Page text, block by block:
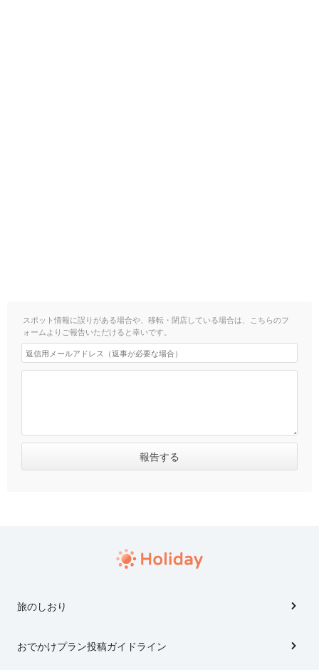
スポット情報に誤りがある場合や、移転・閉店している場合は、こちらのフ
ォームよりご報告いただけると幸いです。
旅のしおり
おでかけプラン投稿ガイドライン